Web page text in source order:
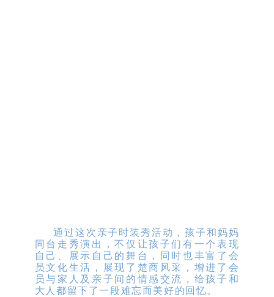
通过这次亲子时装秀活动，孩子和妈妈
同台走秀演出，不仅让孩子们有一个表现
自己、展示自己的舞台，同时也丰富了会
员文化生活，展现了楚商风采，增进了会
员与家人及亲子间的情感交流，给孩子和
大人都留下了一段难忘而美好的回忆。